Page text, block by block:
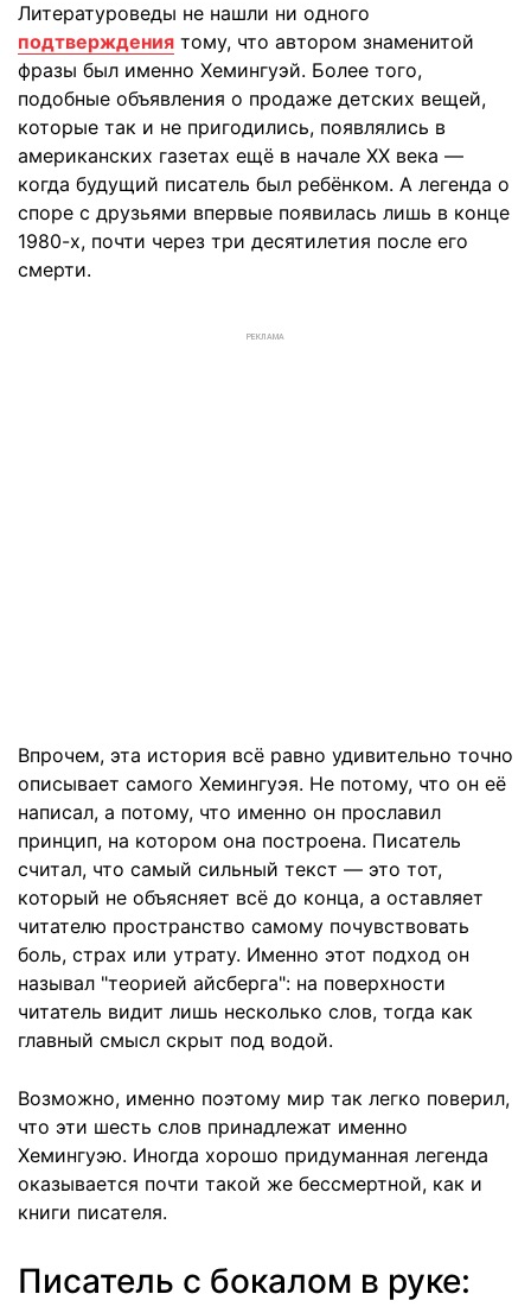
Литературоведы не нашли ни одного
подтверждения тому, что автором знаменитой
фразы был именно Хемингуэй. Более того,
подобные объявления о продаже детских вещей,
которые так и не пригодились, появлялись в
американских газетах ещё в начале ХХ века —
когда будущий писатель был ребёнком. А легенда о
споре с друзьями впервые появилась лишь в конце
1980-х, почти через три десятилетия после его
смерти.
РЕКЛАМА
Впрочем, эта история всё равно удивительно точно
описывает самого Хемингуэя. Не потому, что он её
написал, а потому, что именно он прославил
принцип, на котором она построена. Писатель
считал, что самый сильный текст — это тот,
который не объясняет всё до конца, а оставляет
читателю пространство самому почувствовать
боль, страх или утрату. Именно этот подход он
называл "теорией айсберга": на поверхности
читатель видит лишь несколько слов, тогда как
главный смысл скрыт под водой.
Возможно, именно поэтому мир так легко поверил,
что эти шесть слов принадлежат именно
Хемингуэю. Иногда хорошо придуманная легенда
оказывается почти такой же бессмертной, как и
книги писателя.
Писатель с бокалом в руке: